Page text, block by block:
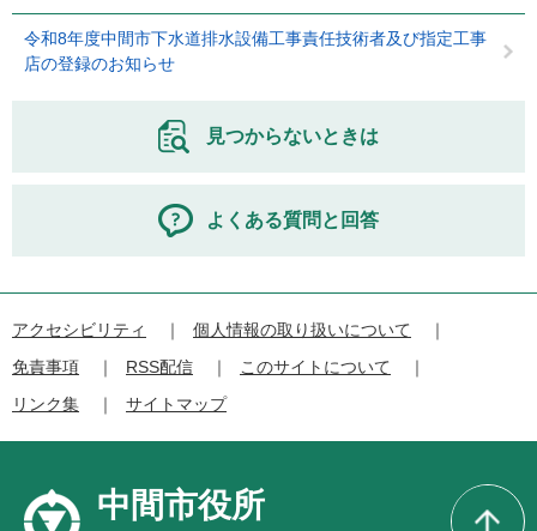
令和8年度中間市下水道排水設備工事責任技術者及び指定工事
店の登録のお知らせ
見つからないときは
よくある質問と回答
アクセシビリティ
個人情報の取り扱いについて
免責事項
RSS配信
このサイトについて
リンク集
サイトマップ
中間市役所